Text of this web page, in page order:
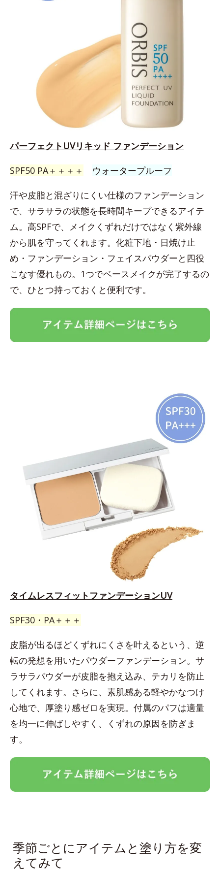
パーフェクトUVリキッド ファンデーション
SPF50 PA＋＋＋＋ ウォータープルーフ
汗や皮脂と混ざりにくい仕様のファンデーション
で、サラサラの状態を長時間キープできるアイテ
ム。高SPFで、メイクくずれだけではなく紫外線
から肌を守ってくれます。化粧下地・日焼け止
め・ファンデーション・フェイスパウダーと四役
こなす優れもの。1つでベースメイクが完了するの
で、ひとつ持っておくと便利です。
タイムレスフィットファンデーションUV
SPF30・PA＋＋＋
皮脂が出るほどくずれにくさを叶えるという、逆
転の発想を用いたパウダーファンデーション。サ
ラサラパウダーが皮脂を抱え込み、テカリを防止
してくれます。さらに、素肌感ある軽やかなつけ
心地で、厚塗り感ゼロを実現。付属のパフは適量
を均一に伸ばしやすく、くずれの原因を防ぎま
す。
季節ごとにアイテムと塗り方を変
えてみて